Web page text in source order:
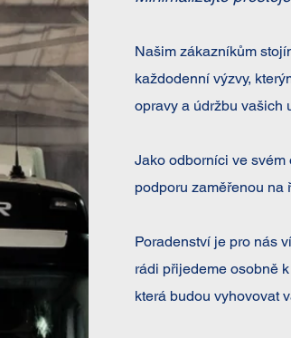
Našim zákazníkům
každodenní výzvy,
opravy a údržbu vašich
Jako odborníci ve
podporu zaměřenou na
Poradenství je pro nás
rádi přijedeme osobně
která budou vyhovovat